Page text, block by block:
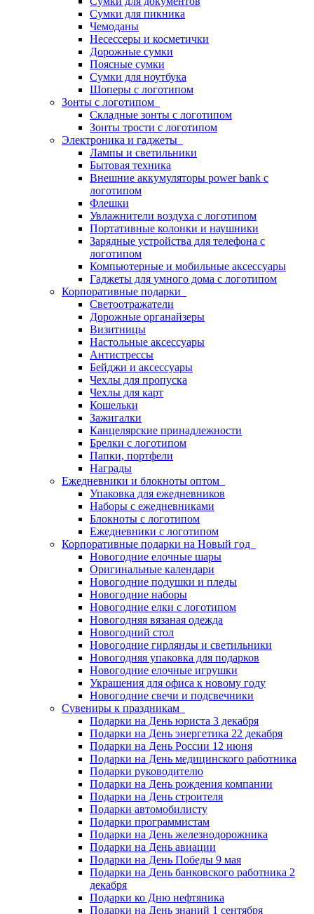
Сумки для пикника
Чемоданы
Несессеры и косметички
Дорожные сумки
Поясные сумки
Сумки для ноутбука
Шоперы с логотипом
Зонты с логотипом
Складные зонты с логотипом
Зонты трости с логотипом
Электроника и гаджеты
Лампы и светильники
Бытовая техника
Внешние аккумуляторы power bank с
логотипом
Флешки
Увлажнители воздуха с логотипом
Портативные колонки и наушники
Зарядные устройства для телефона с
логотипом
Компьютерные и мобильные аксессуары
Гаджеты для умного дома с логотипом
Корпоративные подарки
Светоотражатели
Дорожные органайзеры
Визитницы
Настольные аксессуары
Антистрессы
Бейджи и аксессуары
Чехлы для пропуска
Чехлы для карт
Кошельки
Зажигалки
Канцелярские принадлежности
Брелки с логотипом
Папки, портфели
Награды
Ежедневники и блокноты оптом
Упаковка для ежедневников
Наборы с ежедневниками
Блокноты с логотипом
Ежедневники с логотипом
Корпоративные подарки на Новый год
Новогодние елочные шары
Оригинальные календари
Новогодние подушки и пледы
Новогодние наборы
Новогодние елки с логотипом
Новогодняя вязаная одежда
Новогодний стол
Новогодние гирлянды и светильники
Новогодняя упаковка для подарков
Новогодние елочные игрушки
Украшения для офиса к новому году
Новогодние свечи и подсвечники
Сувениры к праздникам
Подарки на День юриста 3 декабря
Подарки на День энергетика 22 декабря
Подарки на День России 12 июня
Подарки на День медицинского работника
Подарки руководителю
Подарки на День рождения компании
Подарки на День строителя
Подарки автомобилисту
Подарки программистам
Подарки на День железнодорожника
Подарки на День авиации
Подарки на День Победы 9 мая
Подарки на День банковского работника 2
декабря
Подарки ко Дню нефтяника
Подарки на День знаний 1 сентября